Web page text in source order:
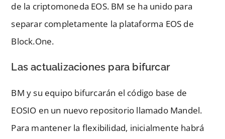
de la criptomoneda EOS. BM se ha unido para
separar completamente la plataforma EOS de
Block.One.
Las actualizaciones para bifurcar
BM y su equipo bifurcarán el código base de
EOSIO en un nuevo repositorio llamado Mandel.
Para mantener la flexibilidad, inicialmente habrá